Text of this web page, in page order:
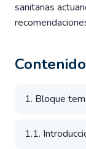
sanitarias
1. Bloque
1.1.